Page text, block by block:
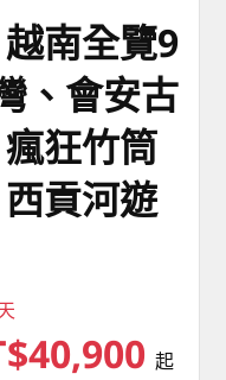
越南全覽9
、會安古
狂竹筒
貢河遊
起